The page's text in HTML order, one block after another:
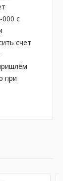
с
счет
при